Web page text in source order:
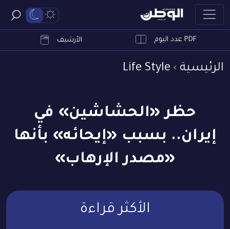
PDF عدد اليوم الأرشيف
الرئيسية Life Style
حظر «الحشاشين» في
إيران.. بسبب «إيحائه» بأنها
«مصدر الإرهاب»
الأكثر قراءة